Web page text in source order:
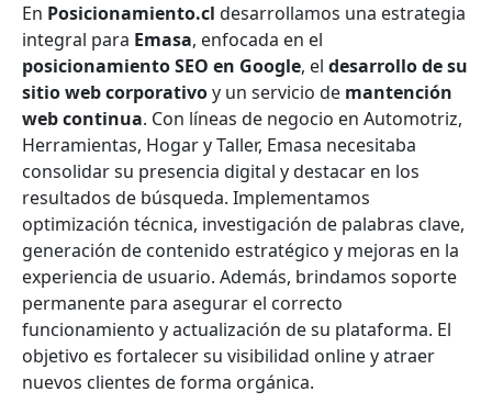
En Posicionamiento.cl desarrollamos una estrategia
integral para Emasa, enfocada en el
posicionamiento SEO en Google, el desarrollo de su
sitio web corporativoy un servicio de mantención
web continua. Con líneas de negocio en Automotriz,
Herramientas, Hogar y Taller, Emasa necesitaba
consolidar su presencia digital y destacar en los
resultados de búsqueda. Implementamos
optimización técnica, investigación de palabras clave,
generación de contenido estratégico y mejoras en la
experiencia de usuario. Además, brindamos soporte
permanente para asegurar el correcto
funcionamiento y actualización de su plataforma. El
objetivo es fortalecer su visibilidad online y atraer
nuevos clientes de forma orgánica.